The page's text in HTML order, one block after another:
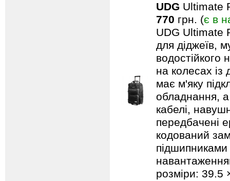
UDG Ultimate
770 грн. (є в
UDG Ultimate
для діджеїв,
водостійкого
на колесах із
має м'яку
обладнання, а
кабелі,
передбачені
кодований
розміри: 39.5